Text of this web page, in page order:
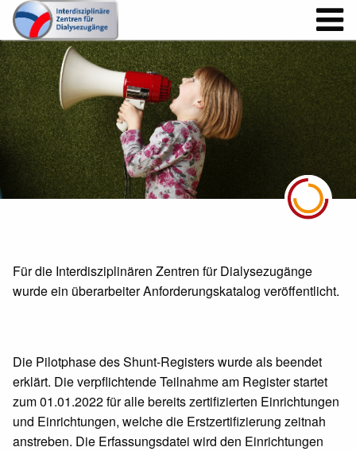
Für die Interdisziplinären Zentren für Dialysezugänge
wurde ein überarbeiter Anforderungskatalog veröffentlicht.
Die Pilotphase des Shunt-Registers wurde als beendet
erklärt. Die verpflichtende Teilnahme am Register startet
zum 01.01.2022 für alle bereits zertifizierten Einrichtungen
und Einrichtungen, welche die Erstzertifizierung zeitnah
anstreben. Die Erfassungsdatei wird den Einrichtungen